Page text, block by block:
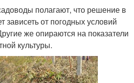
полагают, что решение в
зависеть от погодных условий
же опираются на показатели
культуры.